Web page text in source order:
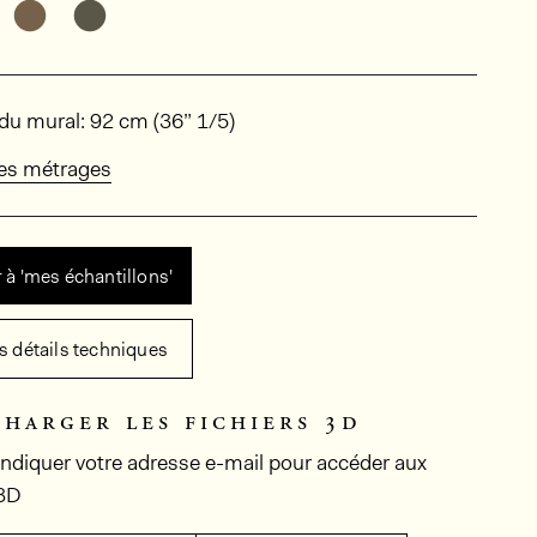
Découvrir d'autres variantes: MNE7008
mural: 92 cm (36” 1/5)
métrages
à 'mes échantillons'
détails techniques
les fichiers 3d
votre adresse e-mail pour accéder aux